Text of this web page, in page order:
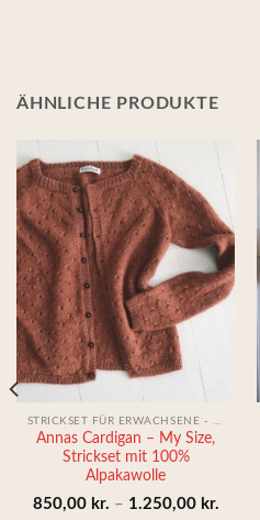
ÄHNLICHE PRODUKTE
Annas Cardigan – My Size,
Strickset mit 100%
Alpakawolle
850,00 kr. – 1.250,00 kr.
kr.